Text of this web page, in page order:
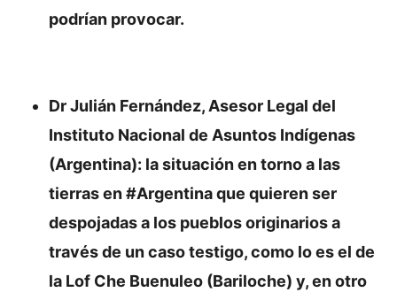
podrían provocar.
Dr Julián Fernández, Asesor Legal del
Instituto Nacional de Asuntos Indígenas
(Argentina): la situación en torno a las
tierras en #Argentina que quieren ser
despojadas a los pueblos originarios a
través de un caso testigo, como lo es el de
la Lof Che Buenuleo (Bariloche) y, en otro